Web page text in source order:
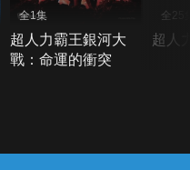
全1集
超人力霸王銀河大
戰：命運的衝突
全25
超人